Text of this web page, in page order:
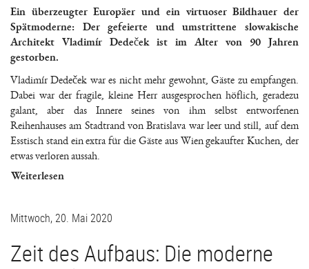
Ein überzeugter Europäer und ein virtuoser Bildhauer der
Spätmoderne: Der gefeierte und umstrittene slowakische
Architekt Vladimír Dedeček ist im Alter von 90 Jahren
gestorben.
Vladimír Dedeček war es nicht mehr gewohnt, Gäste zu empfangen.
Dabei war der fragile, kleine Herr ausgesprochen höflich, geradezu
galant, aber das Innere seines von ihm selbst entworfenen
Reihenhauses am Stadtrand von Bratislava war leer und still, auf dem
Esstisch stand ein extra für die Gäste aus Wien gekaufter Kuchen, der
etwas verloren aussah.
Weiterlesen
Mittwoch, 20. Mai 2020
Zeit des Aufbaus: Die moderne